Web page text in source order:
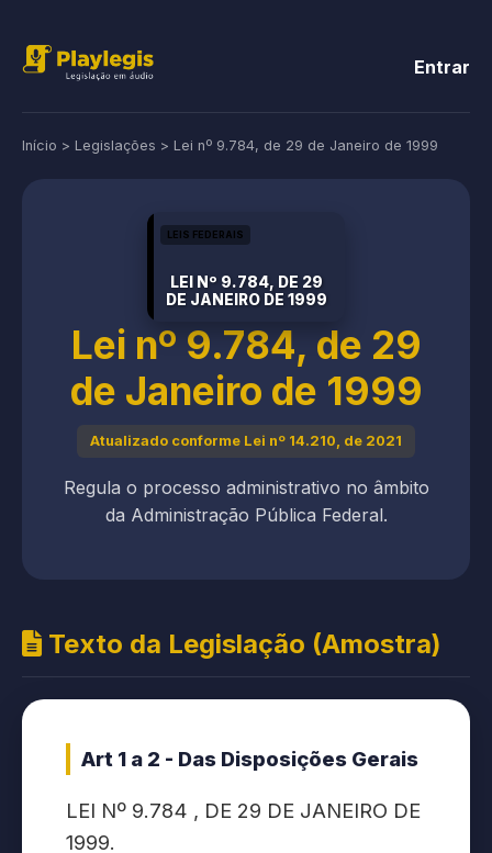
Entrar
Início > Legislações > Lei nº 9.784, de 29 de Janeiro de 1999
LEIS FEDERAIS
LEI Nº 9.784, DE 29
DE JANEIRO DE 1999
Lei nº 9.784, de 29
de Janeiro de 1999
Atualizado conforme Lei nº 14.210, de 2021
Regula o processo administrativo no âmbito
da Administração Pública Federal.
Texto da Legislação (Amostra)
Art 1 a 2 - Das Disposições Gerais
LEI Nº 9.784 , DE 29 DE JANEIRO DE
1999.